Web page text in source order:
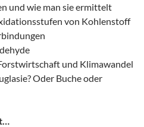
und wie man sie ermittelt
von Kohlenstoff
und Klimawandel
Oder Buche oder